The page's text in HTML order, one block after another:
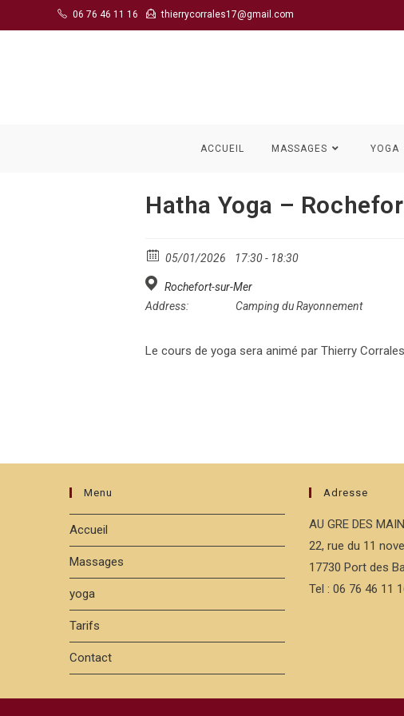
to
06 76 46 11 16 thierrycorrales17@gmail.com
ACCUEIL MASSAGES YOGA
Hatha Yoga –
05/01/2026 17:30 - 18:30
Rochefort-sur-Mer
Address:
Camping du Rayonnement
Le cours de yoga sera animé par Thierry
Menu
Accueil
Massages
yoga
Tarifs
Contact
Adresse
AU GRE DES
22, rue du 11
17730 Port des
Tel : 06 76 46 11